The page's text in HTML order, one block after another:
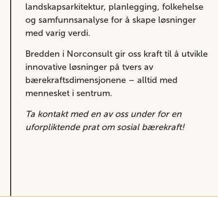
landskapsarkitektur, planlegging, folkehelse
og samfunnsanalyse for å skape løsninger
med varig verdi.
Bredden i Norconsult gir oss kraft til å utvikle
innovative løsninger på tvers av
bærekraftsdimensjonene – alltid med
mennesket i sentrum.
Ta kontakt med en av oss under for en
uforpliktende prat om sosial bærekraft!